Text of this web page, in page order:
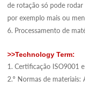
de rotação só pode
por exemplo mais ou
6. Processamento de
>>Technology Term:
1. Certificação ISO9001
2.º Normas de materiais: